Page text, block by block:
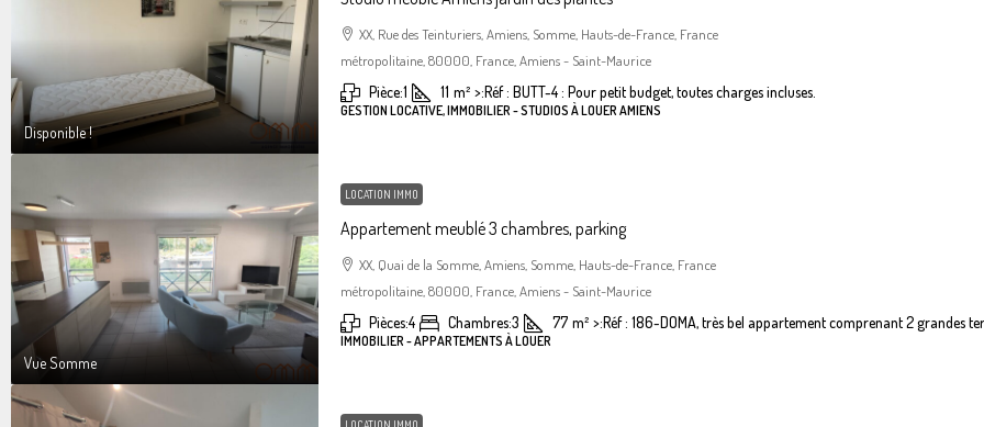
Disponible !
XX, Rue des Teinturiers, Amiens, Somme, Hauts-de-France, France
métropolitaine, 80000, France, Amiens - Saint-Maurice
Pièce:1 11 m² >:Réf : BUTT-4 : Pour petit budget, toutes charges incluses.
GESTION LOCATIVE, IMMOBILIER - STUDIOS À LOUER AMIENS
Vue Somme
LOCATION IMMO
Appartement meublé 3 chambres, parking
XX, Quai de la Somme, Amiens, Somme, Hauts-de-France, France
métropolitaine, 80000, France, Amiens - Saint-Maurice
Pièces:4 Chambres:3 77 m² >:Réf : 186-DOMA, très bel appartement comprenant 2 grandes
IMMOBILIER - APPARTEMENTS À LOUER